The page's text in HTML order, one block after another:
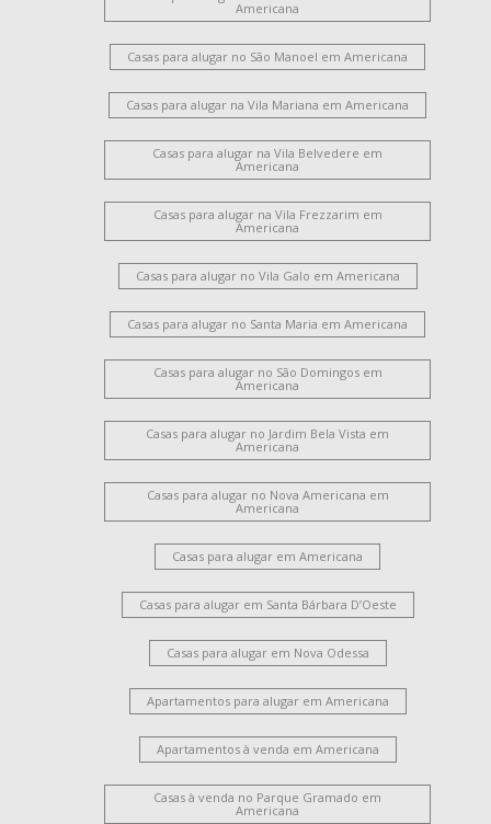
Americana
Casas para alugar no São Manoel em Americana
Casas para alugar na Vila Mariana em Americana
Casas para alugar na Vila Belvedere em
Americana
Casas para alugar na Vila Frezzarim em
Americana
Casas para alugar no Vila Galo em Americana
Casas para alugar no Santa Maria em Americana
Casas para alugar no São Domingos em
Americana
Casas para alugar no Jardim Bela Vista em
Americana
Casas para alugar no Nova Americana em
Americana
Casas para alugar em Americana
Casas para alugar em Santa Bárbara D’Oeste
Casas para alugar em Nova Odessa
Apartamentos para alugar em Americana
Apartamentos à venda em Americana
Casas à venda no Parque Gramado em
Americana